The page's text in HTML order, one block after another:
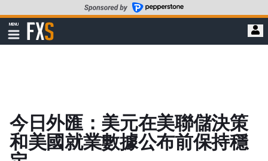
至
要
MENU
顯
示
FXStreet
今日外匯：美元在美聯儲決策
和美國就業數據公布前保持穩